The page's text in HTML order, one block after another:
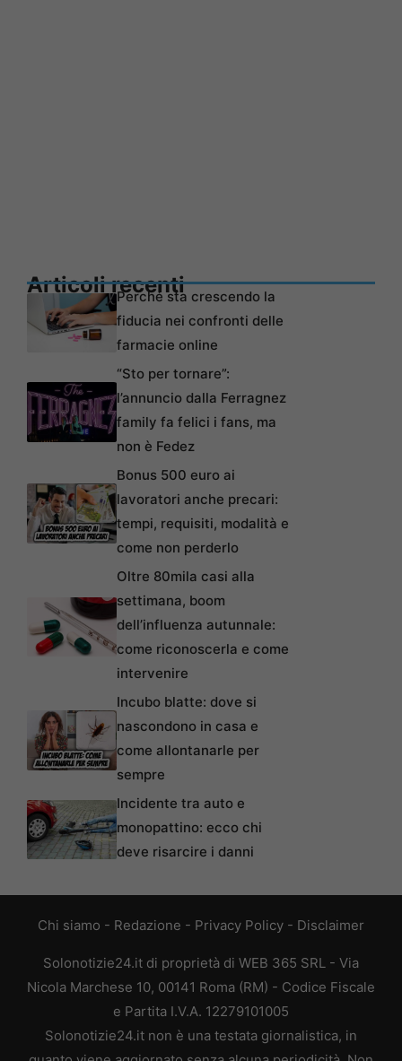
Articoli recentiPerché sta crescendo la
fiducia nei confronti delle
farmacie online
“Sto per tornare”:
l’annuncio dalla Ferragnez
family fa felici i fans, ma
non è Fedez
Bonus 500 euro ai
lavoratori anche precari:
tempi, requisiti, modalità e
come non perderlo
Oltre 80mila casi alla
settimana, boom
dell’influenza autunnale:
come riconoscerla e come
intervenire
Incubo blatte: dove si
nascondono in casa e
come allontanarle per
sempre
Incidente tra auto e
monopattino: ecco chi
deve risarcire i danni
Chi siamo - Redazione - Privacy Policy - Disclaimer
Solonotizie24.it di proprietà di WEB 365 SRL - Via
Nicola Marchese 10, 00141 Roma (RM) - Codice Fiscale
e Partita I.V.A. 12279101005
Solonotizie24.it non è una testata giornalistica, in